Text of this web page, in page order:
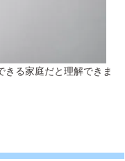
る家庭だと理解できま